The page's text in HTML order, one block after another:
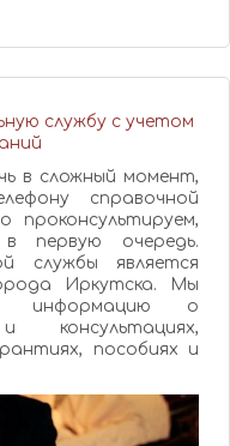
службу с учетом
в сложный момент,
справочной
проконсультируем,
первую очередь.
службы является
Иркутска. Мы
информацию о
консультациях,
пособиях и